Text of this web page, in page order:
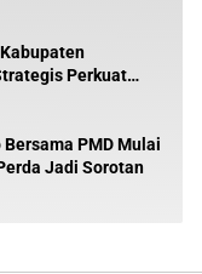
Kabupaten
Perkuat
PMD Mulai
Jadi Sorotan